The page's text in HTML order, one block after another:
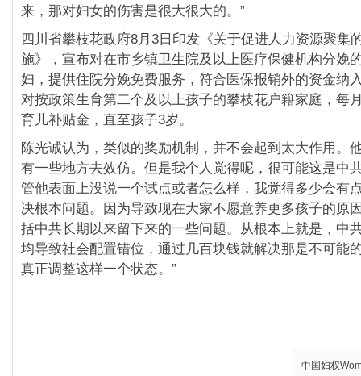
来，那对妇女的伤害是很大很大的。”
四川省攀枝花政府8月3日印发《关于促进人力资源聚集
施》，宣布对在市乡镇卫生院及以上医疗保健机构分娩
妇，提供住院分娩免费服务，符合医保报销外的资金纳
对按政策生育第二个及以上孩子的攀枝花户籍家庭，每
育儿补贴金，直至孩子3岁。
陈光诚认为，类似的奖励机制，并不会起到太大作用。
有一些地方去效仿。但是我个人觉得呢，很可能这是中
管他表面上没说一个试点或者怎么样，我觉得多少会有
决根本问题。因为导致现在大家不愿意养更多孩子的原
括中共长期以来留下来的一些问题。从根本上就是，中
均导致社会配置错位，通过几百块钱就解决那是不可能
真正调整这样一个状态。”
中国妇权